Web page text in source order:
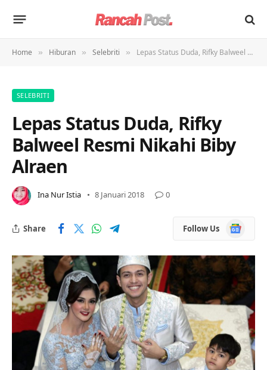
Home » Hiburan » Selebriti » Lepas Status Duda, Rifky Balweel Resmi Nikahi Biby Alraen
SELEBRITI
Lepas Status Duda, Rifky
Balweel Resmi Nikahi Biby
Alraen
Ina Nur Istia 8 Januari 2018 0
Share Follow Us
Google
News